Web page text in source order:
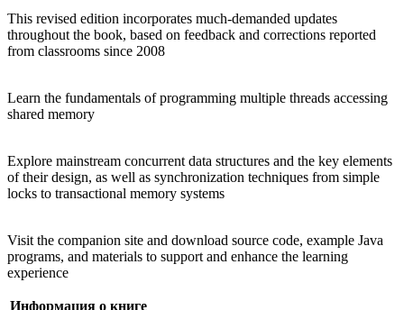
This revised edition incorporates much-demanded updates
throughout the book, based on feedback and corrections reported
from classrooms since 2008
Learn the fundamentals of programming multiple threads accessing
shared memory
Explore mainstream concurrent data structures and the key elements
of their design, as well as synchronization techniques from simple
locks to transactional memory systems
Visit the companion site and download source code, example Java
programs, and materials to support and enhance the learning
experience
Информация о книге